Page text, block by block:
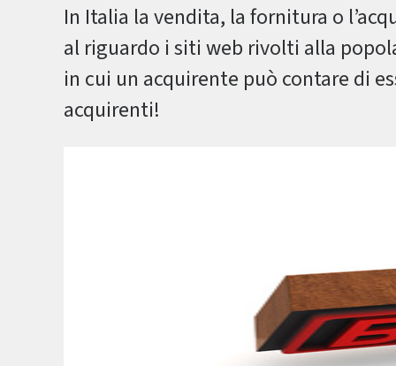
In Italia la vendita, la fornitura o
al riguardo i siti web rivolti alla
in cui un acquirente può contare di
acquirenti!